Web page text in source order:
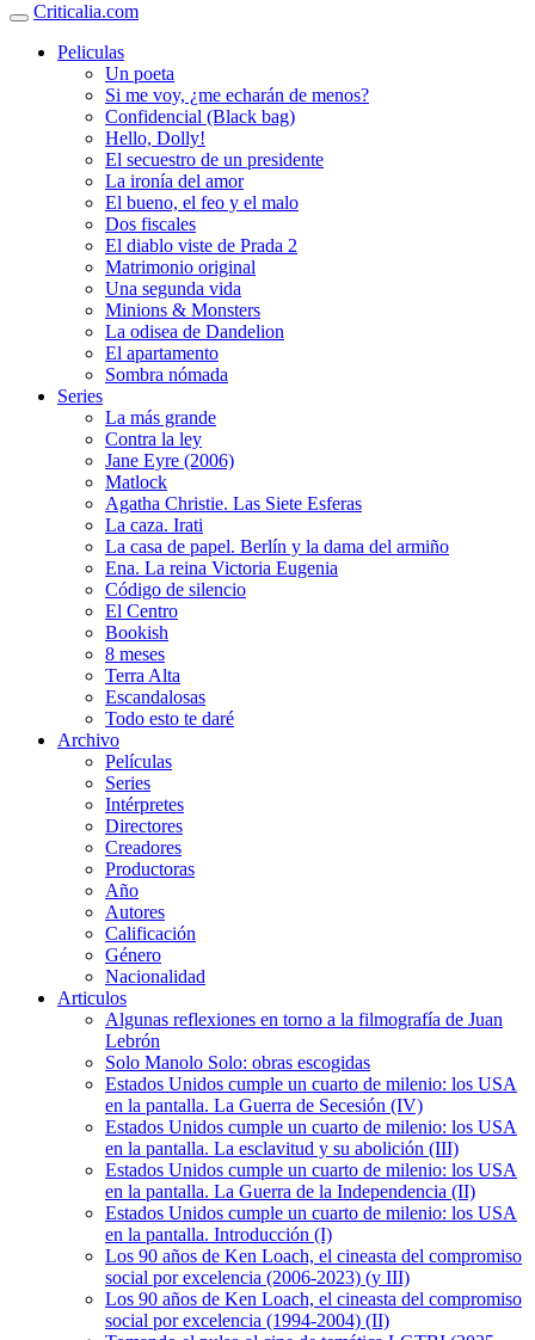
Criticalia.com
Peliculas
Un poeta
Si me voy, ¿me echarán de menos?
Confidencial (Black bag)
Hello, Dolly!
El secuestro de un presidente
La ironía del amor
El bueno, el feo y el malo
Dos fiscales
El diablo viste de Prada 2
Matrimonio original
Una segunda vida
Minions & Monsters
La odisea de Dandelion
El apartamento
Sombra nómada
Series
La más grande
Contra la ley
Jane Eyre (2006)
Matlock
Agatha Christie. Las Siete Esferas
La caza. Irati
La casa de papel. Berlín y la dama del armiño
Ena. La reina Victoria Eugenia
Código de silencio
El Centro
Bookish
8 meses
Terra Alta
Escandalosas
Todo esto te daré
Archivo
Películas
Series
Intérpretes
Directores
Creadores
Productoras
Año
Autores
Calificación
Género
Nacionalidad
Articulos
Algunas reflexiones en torno a la filmografía de Juan
Lebrón
Solo Manolo Solo: obras escogidas
Estados Unidos cumple un cuarto de milenio: los USA
en la pantalla. La Guerra de Secesión (IV)
Estados Unidos cumple un cuarto de milenio: los USA
en la pantalla. La esclavitud y su abolición (III)
Estados Unidos cumple un cuarto de milenio: los USA
en la pantalla. La Guerra de la Independencia (II)
Estados Unidos cumple un cuarto de milenio: los USA
en la pantalla. Introducción (I)
Los 90 años de Ken Loach, el cineasta del compromiso
social por excelencia (2006-2023) (y III)
Los 90 años de Ken Loach, el cineasta del compromiso
social por excelencia (1994-2004) (II)